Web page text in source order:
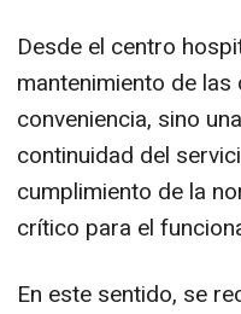
Desde el centro
mantenimiento de
conveniencia, sino
continuidad del
cumplimiento de la
crítico para el
En este sentido, se